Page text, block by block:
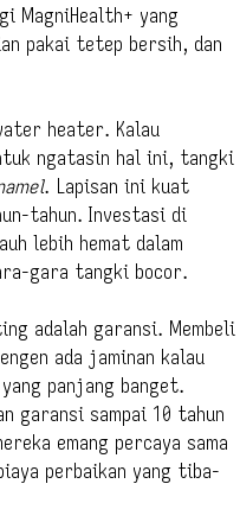
MagniHealth+ yang
pakai tetep bersih, dan
heater. Kalau
ngatasin hal ini, tangki
. Lapisan ini kuat
tahun. Investasi di
lebih hemat dalam
gara tangki bocor.
adalah garansi. Membeli
ada jaminan kalau
panjang banget.
garansi sampai 10 tahun
emang percaya sama
perbaikan yang tiba-